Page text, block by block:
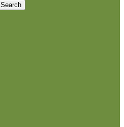
Search